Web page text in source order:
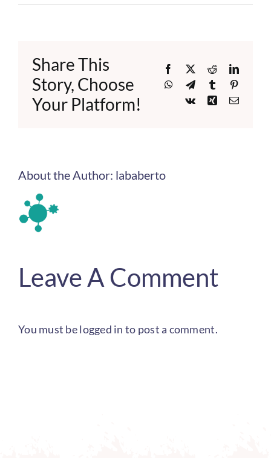
Share This
Story, Choose
Your Platform!
Facebook
X Reddit
WhatsApp
TelegramTumblr
Vk
XingEmail
About the Author: lababerto
Leave A Comment
You must belogged in to post a comment.